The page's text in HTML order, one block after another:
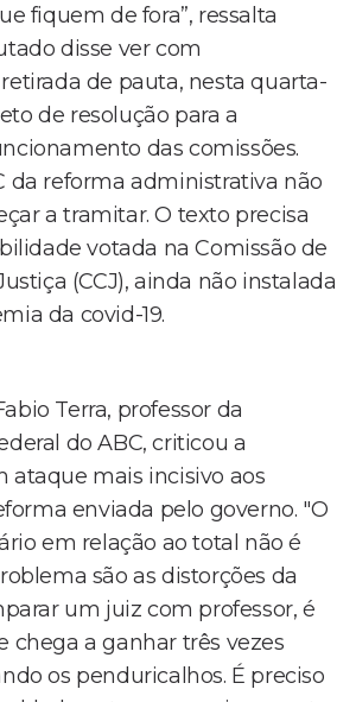
fiquem de fora”, ressalta
disse ver com
de pauta, nesta quarta-
de resolução para a
das comissões.
da reforma administrativa não
a tramitar. O texto precisa
votada na Comissão de
(CCJ), ainda não instalada
da covid-19.
Terra, professor da
do ABC, criticou a
ataque mais incisivo aos
enviada pelo governo. "O
em relação ao total não é
são as distorções da
um juiz com professor, é
chega a ganhar três vezes
os penduricalhos. É preciso